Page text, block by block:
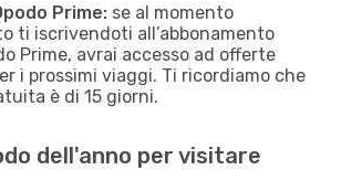
Prime: se al momento
ti iscrivendoti all’abbonamento
Prime, avrai accesso ad offerte
i prossimi viaggi. Ti ricordiamo che
è di 15 giorni.
dell'anno per visitare